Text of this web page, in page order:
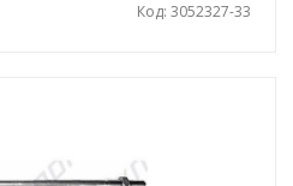
Код: 3052327-33